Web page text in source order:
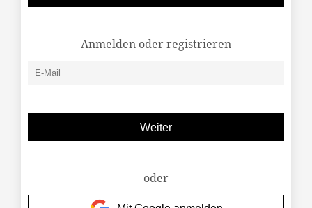
Anmelden oder registrieren
oder